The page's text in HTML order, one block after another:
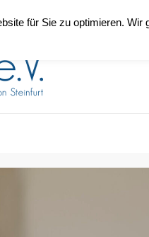
für Sie zu optimieren.